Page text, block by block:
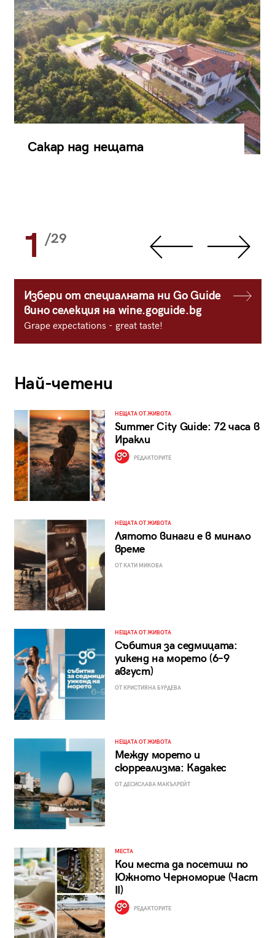
Сакар над нещата
1 /29
Избери от специалната ни Go Guide
вино селекция на wine.goguide.bg
Grape expectations - great taste!
Най-четени
НЕЩАТА ОТ ЖИВОТА
Summer City Guide: 72 часа в
Иракли
РЕДАКТОРИТЕ
НЕЩАТА ОТ ЖИВОТА
Лятото винаги е в минало
време
ОТ КАТИ МИКОВА
НЕЩАТА ОТ ЖИВОТА
Събития за седмицата:
уикенд на морето (6–9
август)
ОТ КРИСТИЯНА БУРДЕВА
НЕЩАТА ОТ ЖИВОТА
Между морето и
сюрреализма: Кадакес
ОТ ДЕСИСЛАВА МАКЪЛРЕЙТ
МЕСТА
Кои места да посетиш по
Южното Черноморие (Част
II)
РЕДАКТОРИТЕ